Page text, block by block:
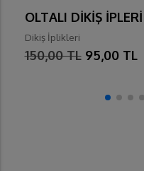
OLTALI DİKİŞ
Dikiş İplikleri
150,00 TL 95,00 TL